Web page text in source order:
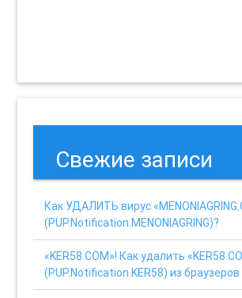
Свежие записи
Как УДАЛИТЬ вирус
(PUP.Notification.MENONIAGRING)?
«KER58.COM»! Как удалить
(PUP.Notification.KER58) из браузеров